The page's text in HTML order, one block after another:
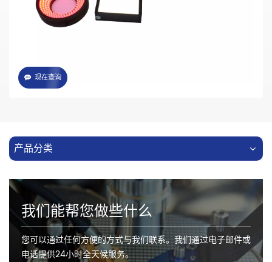
可外部触发
支持0--5VDC电压调光， 5--24V PWM调光
现在查询
产品分类
我们能帮您做些什么
您可以通过任何方便的方式与我们联系。我们通过电子邮件或
电话提供24小时全天候服务。